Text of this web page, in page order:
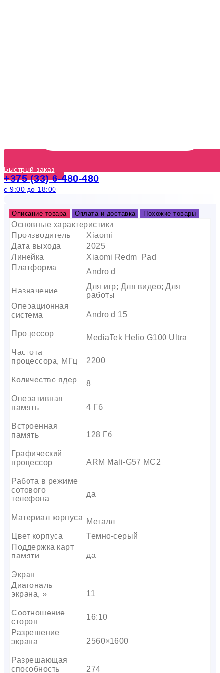
Быстрый заказ
+375 (33) 6-480-480
с 9:00 до 18:00
Описание товара Оплата и доставка Похожие товары
Основные характеристики
Производитель
Xiaomi
Дата выхода
2025
Линейка
Xiaomi Redmi Pad
Платформа
Android
Назначение
Для игр; Для видео; Для
работы
Операционная
система
Android 15
Процессор
MediaTek Helio G100 Ultra
Частота
процессора, МГц
2200
Количество ядер
8
Оперативная
память
4 Гб
Встроенная
память
128 Гб
Графический
процессор
ARM Mali-G57 MC2
Работа в режиме
сотового
телефона
да
Материал корпуса
Металл
Цвет корпуса
Темно-серый
Поддержка карт
памяти
да
Экран
Диагональ
экрана, »
11
Соотношение
сторон
16:10
Разрешение
экрана
2560×1600
Разрешающая
способность
274